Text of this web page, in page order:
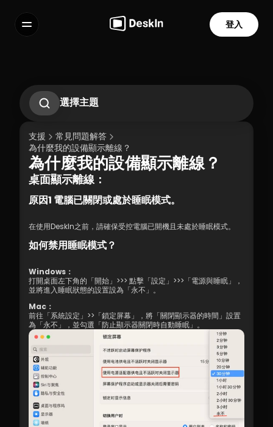
服務條款
隱私政策
登入
選擇主題
如何變更或重設DeskIn個人帳號的密碼？
登入新設備時沒有收到郵件怎麼辦？
支援
常見問題解答
為什麼我的設備顯示離線？
為什麼我的設備顯示離線？
桌面顯示離線：
原因1 電腦已關閉或處於睡眠模式。
在使用DeskIn之前，請確保受控電腦已開機且未處於睡眠模式。
如何禁用睡眠模式？
Windows：
打開桌面左下角的「開始」>>> 點擊「設定」>>>「電源與睡眠」，
並將進入睡眠狀態的設置設為「永不」。
Mac：
前往「系統設定」>>「鎖定屏幕」，將「關閉顯示器的時間」設置
為「永不」，並勾選「防止顯示器關閉時自動睡眠」。